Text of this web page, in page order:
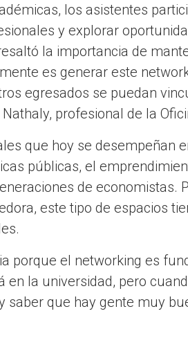
los asistentes
y explorar
la importancia de
es generar este
egresados se puedan
profesional de la
que hoy se desempeñan
públicas, el
de economistas.
este tipo de espacios
porque el networking es
en la universidad, pero
saber que hay gente muy